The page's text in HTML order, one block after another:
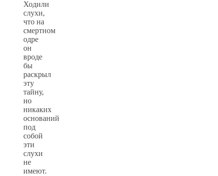
Ходили
слухи,
что на
смертном
одре
он
вроде
бы
раскрыл
эту
тайну,
но
никаких
оснований
под
собой
эти
слухи
не
имеют.